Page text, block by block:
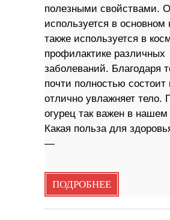
полезными свойствами.
используется в основном
также используется в
профилактике различных
заболеваний. Благодаря
почти полностью
отлично увлажняет тело.
огурец так важен в
Какая польза для
—
ПОДРОБНЕЕ